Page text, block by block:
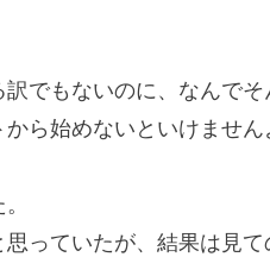
でもないのに、なんでそ
ら始めないといけません
っていたが、結果は見て